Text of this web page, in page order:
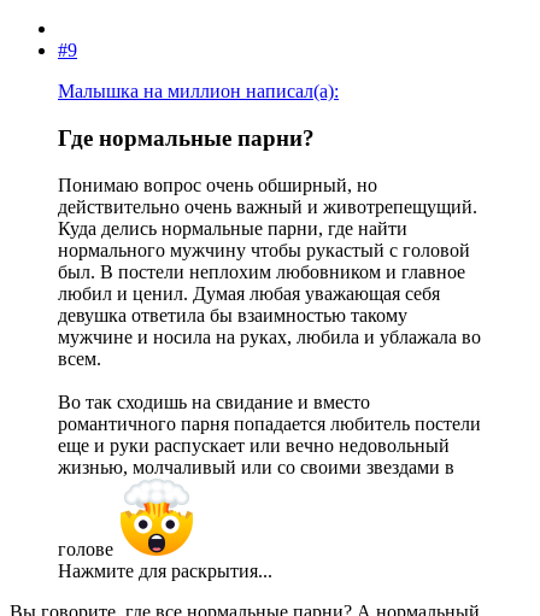
#9
Малышка на миллион написал(а):
Где нормальные парни?​
Понимаю вопрос очень обширный, но
действительно очень важный и животрепещущий.
Куда делись нормальные парни, где найти
нормального мужчину чтобы рукастый с головой
был. В постели неплохим любовником и главное
любил и ценил. Думая любая уважающая себя
девушка ответила бы взаимностью такому
мужчине и носила на руках, любила и ублажала во
всем.
Во так сходишь на свидание и вместо
романтичного парня попадается любитель постели
еще и руки распускает или вечно недовольный
жизнью, молчаливый или со своими звездами в
голове
Нажмите для раскрытия...
Вы говорите, где все нормальные парни? А нормальный